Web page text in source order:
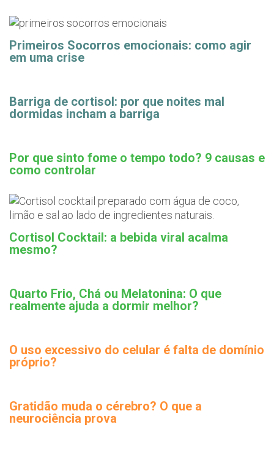
Primeiros Socorros emocionais: como agir
em uma crise
Barriga de cortisol: por que noites mal
dormidas incham a barriga
Por que sinto fome o tempo todo? 9 causas e
como controlar
Cortisol Cocktail: a bebida viral acalma
mesmo?
Quarto Frio, Chá ou Melatonina: O que
realmente ajuda a dormir melhor?
O uso excessivo do celular é falta de domínio
próprio?
Gratidão muda o cérebro? O que a
neurociência prova